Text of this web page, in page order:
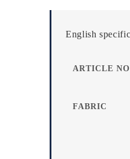
English
ARTICLE
FABRIC